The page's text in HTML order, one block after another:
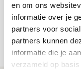
en om ons
informatie over je
partners voor
partners kunnen
informatie die je
verzameld op
Trotse
voor mijn
06 AUGUSTUS 2026 - 23:43
NIEUWS